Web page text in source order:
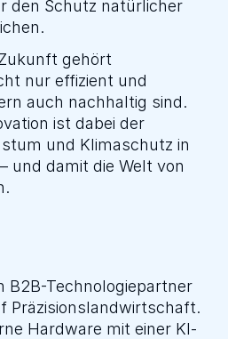
den Schutz natürlicher
gehört
nur effizient und
auch nachhaltig sind.
ist dabei der
und Klimaschutz in
und damit die Welt von
B2B-Technologiepartner
Präzisionslandwirtschaft.
Hardware mit einer KI-